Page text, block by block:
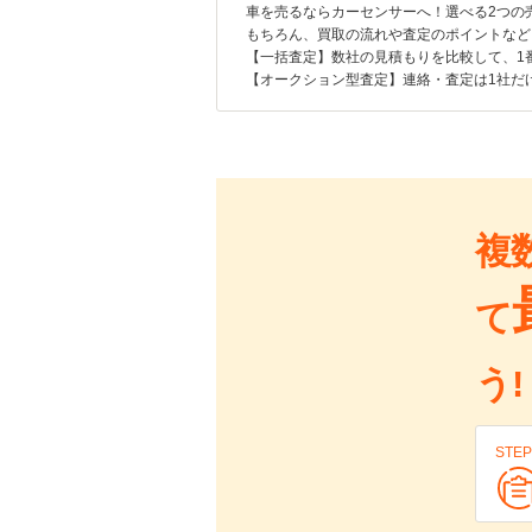
車を売るならカーセンサーへ！選べる2つ
もちろん、買取の流れや査定のポイントな
【一括査定】数社の見積もりを比較して、
【オークション型査定】連絡・査定は1社
複
て
う!
STEP